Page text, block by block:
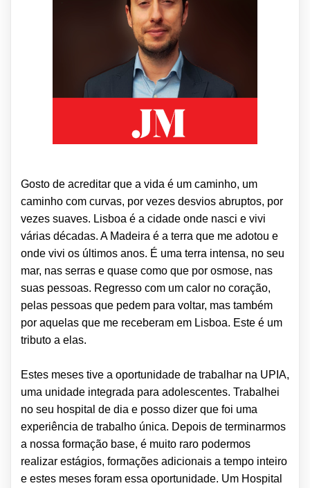
Gosto de acreditar que a vida é um caminho, um
caminho com curvas, por vezes desvios abruptos, por
vezes suaves. Lisboa é a cidade onde nasci e vivi
várias décadas. A Madeira é a terra que me adotou e
onde vivi os últimos anos. É uma terra intensa, no seu
mar, nas serras e quase como que por osmose, nas
suas pessoas. Regresso com um calor no coração,
pelas pessoas que pedem para voltar, mas também
por aquelas que me receberam em Lisboa. Este é um
tributo a elas.
Estes meses tive a oportunidade de trabalhar na UPIA,
uma unidade integrada para adolescentes. Trabalhei
no seu hospital de dia e posso dizer que foi uma
experiência de trabalho única. Depois de terminarmos
a nossa formação base, é muito raro podermos
realizar estágios, formações adicionais a tempo inteiro
e estes meses foram essa oportunidade. Um Hospital